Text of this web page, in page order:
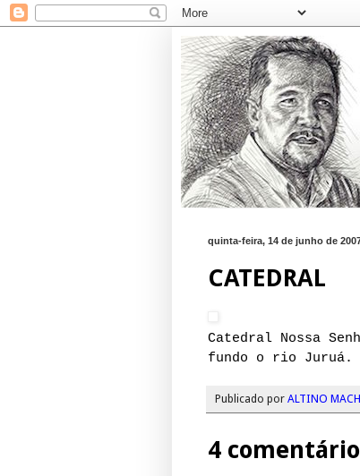
quinta-feira, 14 de junho de
CATEDRAL
Catedral Nossa
fundo o rio Juruá.
Publicado por ALTINO
4